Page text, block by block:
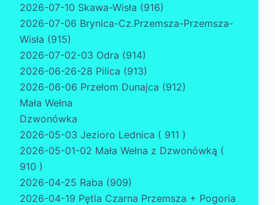
2026-07-10 Skawa-Wisła (916)
2026-07-06 Brynica-Cz.Przemsza-Przemsza-
Wisła (915)
2026-07-02-03 Odra (914)
2026-06-26-28 Pilica (913)
2026-06-06 Przełom Dunajca (912)
Mała Wełna
Dzwonówka
2026-05-03 Jezioro Lednica ( 911 )
2026-05-01-02 Mała Wełna z Dzwonówką (
910 )
2026-04-25 Raba (909)
2026-04-19 Pętla Czarna Przemsza + Pogoria